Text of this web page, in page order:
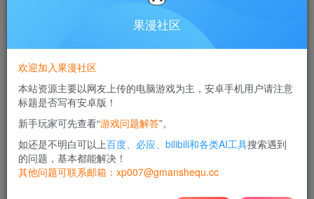
此内容为付费资源，请付费后查看
10
黄金会员免费
果漫社区
欢迎加入果漫社区
本站资源主要以网友上传的电脑游戏为主，安卓手机用户请注意
标题是否写有安卓版！
新手玩家可先查看“游戏问题解答”。
如还是不明白可以上百度、必应、bilibili和各类AI工具搜索遇到
的问题，基本都能解决！
其他问题可联系邮箱：xp007@gmanshequ.cc